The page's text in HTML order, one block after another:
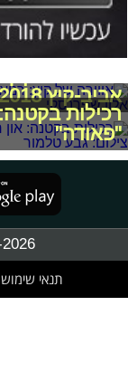
אביב-קיץ 2018
רכילות
"פאודה"
2011-2026 ©
תנאי שימוש